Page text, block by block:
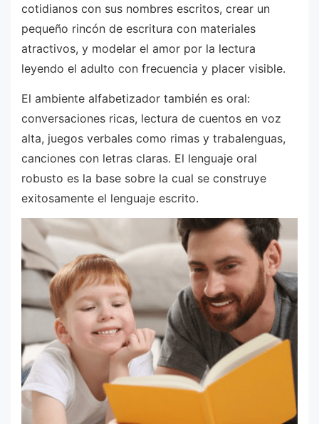
cotidianos con sus nombres escritos, crear un
pequeño rincón de escritura con materiales
atractivos, y modelar el amor por la lectura
leyendo el adulto con frecuencia y placer visible.
El ambiente alfabetizador también es oral:
conversaciones ricas, lectura de cuentos en voz
alta, juegos verbales como rimas y trabalenguas,
canciones con letras claras. El lenguaje oral
robusto es la base sobre la cual se construye
exitosamente el lenguaje escrito.